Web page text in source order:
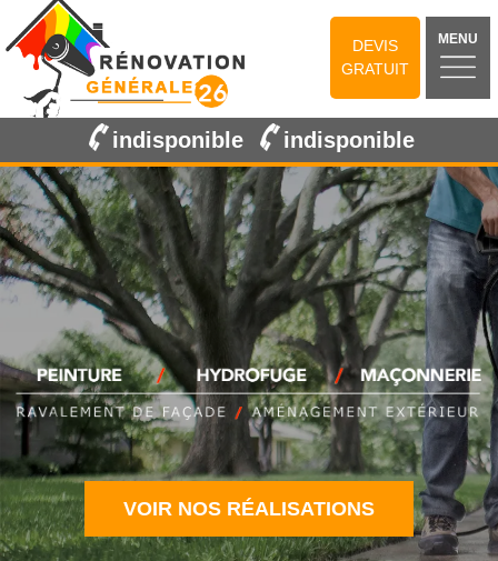
DEVIS
GRATUIT
MENU
indisponible indisponible
VOIR NOS RÉALISATIONS